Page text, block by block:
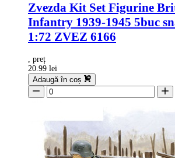
Zvezda Kit Set Figurine
Infantry 1939-1945 5buc
1:72 ZVEZ 6166
, preț
20.99 lei
Adaugă în coș